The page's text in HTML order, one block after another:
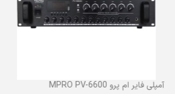
آمپلی فایر ام پرو MPRO PV-6600